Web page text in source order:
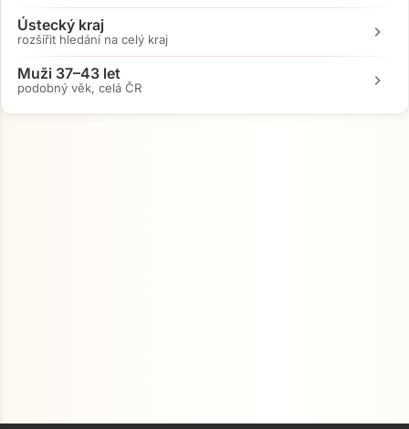
Ústecký kraj
rozšířit hledání na celý kraj chevron_right
Muži 37–43 let
podobný věk, celá ČR chevron_right